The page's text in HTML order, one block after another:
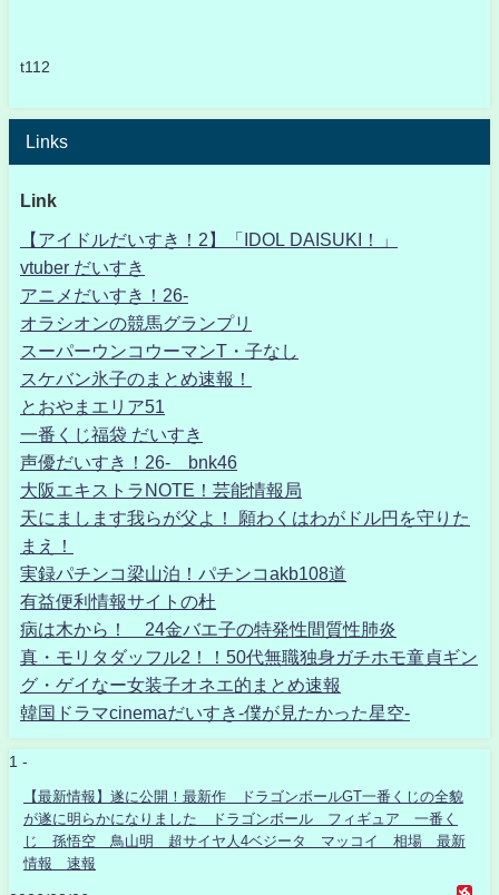
t112
Links
Link
【アイドルだいすき！2】「IDOL DAISUKI！」
vtuber だいすき
アニメだいすき！26-
オラシオンの競馬グランプリ
スーパーウンコウーマンT・子なし
スケバン氷子のまとめ速報！
とおやまエリア51
一番くじ福袋 だいすき
声優だいすき！26- bnk46
大阪エキストラNOTE！芸能情報局
天にまします我らが父よ！ 願わくはわがドル円を守りた
まえ！
実録パチンコ梁山泊！パチンコakb108道
有益便利情報サイトの杜
病は木から！ 24金バエ子の特発性間質性肺炎
真・モリタダッフル2！！50代無職独身ガチホモ童貞ギン
グ・ゲイなー女装子オネエ的まとめ速報
韓国ドラマcinemaだいすき-僕が見たかった星空-
1 -
【最新情報】遂に公開！最新作 ドラゴンボールGT一番くじの全貌
が遂に明らかになりました ドラゴンボール フィギュア 一番く
じ 孫悟空 鳥山明 超サイヤ人4ベジータ マッコイ 相場 最新
情報 速報